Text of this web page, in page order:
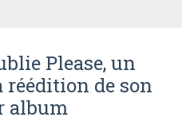
Please, un
de son
album